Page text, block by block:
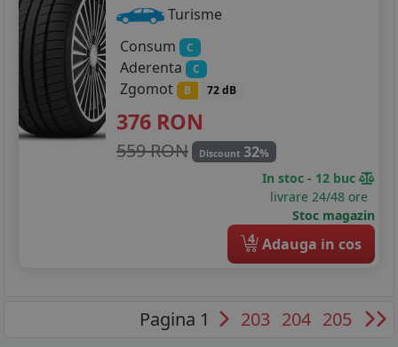
Turisme
Consum
C
Aderenta C
Zgomot B 72 dB
376 RON
559 RON Discount 32%
In stoc - 12 buc
livrare 24/48 ore
Stoc magazin
4 Adauga in cos
Pagina 1 203 204 205